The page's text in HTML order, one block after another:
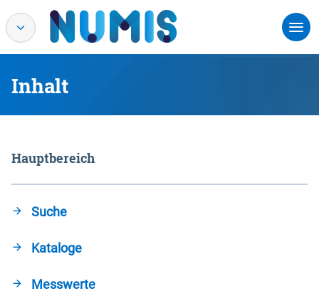
Inhalt
Hauptbereich
Suche
Kataloge
Messwerte